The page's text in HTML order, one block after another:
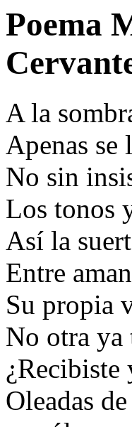
Poema
A la
Apenas se
No sin
Los tonos
Así la
Entre
Su propia
No otra ya
¿Recibiste
Oleadas